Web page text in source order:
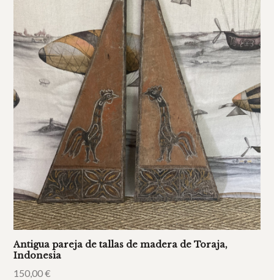
Antigua pareja de tallas de madera de Toraja,
Indonesia
150,00€